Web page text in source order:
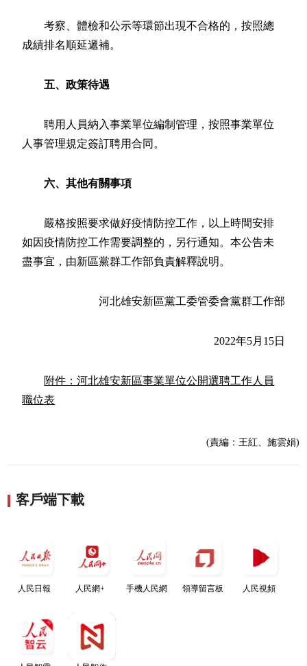
考察、體檢和公示等環節出現不合格的，按照總
成績排名順延遞補。
五、政策待遇
聘用人員納入事業單位編制管理，按照事業單位
人事管理規定簽訂聘用合同。
六、其他有關事項
嚴格按照要求做好疫情防控工作，以上時間安排
如因疫情防控工作需要調整的，另行通知。本公告未
盡事宜，由新區黨群工作部負責解釋說明。
河北雄安新區黨工委管委會黨群工作部
2022年5月15日
附件：河北雄安新區事業單位公開選聘工作人員
職位表
(責編：王紅、施雲娟)
客戶端下載
人民日報 人民網+ 手機人民網 領導留言板 人民視頻